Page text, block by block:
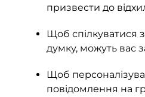
призвести до
Щоб спілкуватися
думку, можуть вас
Щоб
повідомлення на